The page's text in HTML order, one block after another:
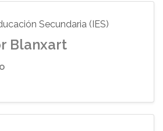
Secundaria (IES)
Blanxart